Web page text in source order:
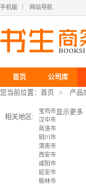
手机版 网站导航
首页 公司库
您当前位置： 首页 > 产品
相关地区:
宝鸡市
汉中市
商洛市
铜川市
渭南市
西安市
咸阳市
延安市
榆林市
显示更多